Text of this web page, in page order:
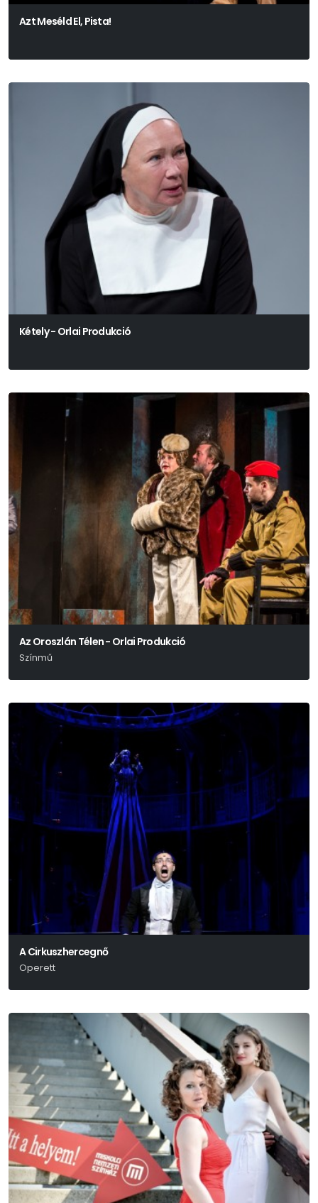
Azt Meséld El, Pista!
Kétely - Orlai Produkció
Az Oroszlán Télen - Orlai Produkció
Színmű
A Cirkuszhercegnő
Operett